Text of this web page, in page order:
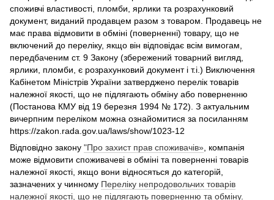
споживчі властивості, пломби, ярлики та розрахунковий
документ, виданий продавцем разом з товаром. Продавець не
має права відмовити в обміні (поверненні) товару, що не
включений до переліку, якщо він відповідає всім вимогам,
передбаченим ст. 9 Закону (збережений товарний вигляд,
ярлики, пломби, є розрахунковий документ і т.і.) Виключення
Кабінетом Міністрів України затверджено перелік товарів
належної якості, що не підлягають обміну або поверненню
(Постанова КМУ від 19 березня 1994 № 172). З актуальним
вичерпним переліком можна ознайомитися за посиланням
https://zakon.rada.gov.ua/laws/show/1023-12
Відповідно закону "Про захист прав споживачів», компанія
може відмовити споживачеві в обміні та поверненні товарів
належної якості, якщо вони відносяться до категорій,
зазначених у чинному Переліку непродовольчих товарів
належної якості, що не підлягають поверненню та обміну.